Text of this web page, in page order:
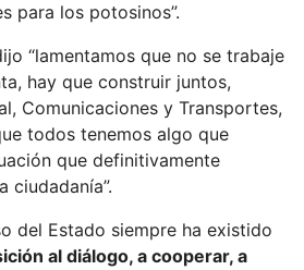
para los potosinos”.
“lamentamos que no se trabaje
hay que construir juntos,
Comunicaciones y Transportes,
todos tenemos algo que
que definitivamente
ciudadanía”.
del Estado siempre ha existido
al diálogo, a cooperar, a